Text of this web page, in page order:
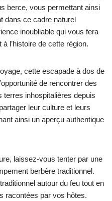
berce, vous permettant ainsi
dans ce cadre naturel
inoubliable qui vous fera
l’histoire de cette région.
cette escapade à dos de
de rencontrer des
terres inhospitalières depuis
leur culture et leurs
ainsi un aperçu authentique
laissez-vous tenter par une
berbère traditionnel.
autour du feu tout en
racontées par vos hôtes.